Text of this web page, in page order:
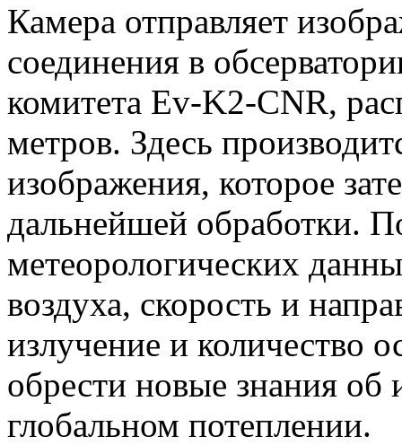
Камера отправляет
соединения в
комитета Ev-K2-CNR,
метров. Здесь
изображения, которое
дальнейшей обработки.
метеорологических
воздуха, скорость и
излучение и количество
обрести новые знания
глобальном потеплении.